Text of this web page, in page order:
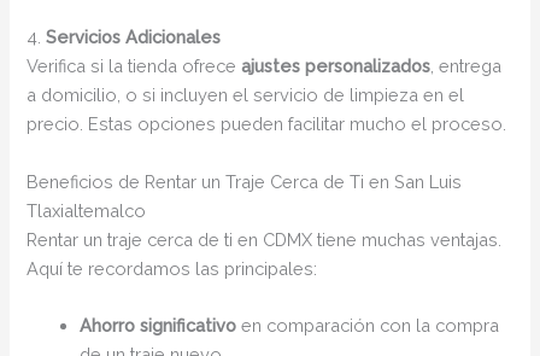
4.Servicios Adicionales
Verifica si la tienda ofreceajustes personalizados, entrega
a domicilio, o si incluyen el servicio de limpieza en el
precio. Estas opciones pueden facilitar mucho el proceso.
Beneficios de Rentar un Traje Cerca de Ti en San Luis
Tlaxialtemalco
Rentar un traje cerca de ti en CDMX tiene muchas ventajas.
Aquí te recordamos las principales:
Ahorro significativo en comparación con la compra